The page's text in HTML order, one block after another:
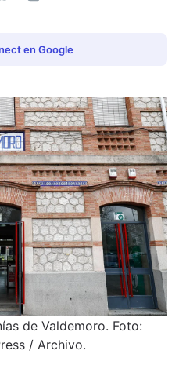
en Google
de Valdemoro. Foto:
/ Archivo.